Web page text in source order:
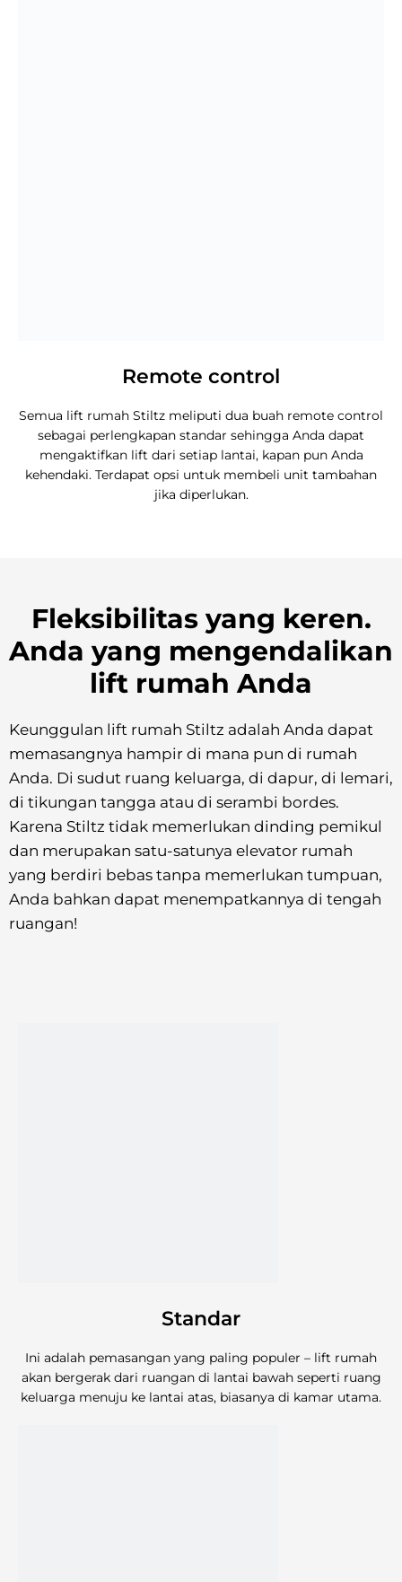
Remote control
Semua lift rumah Stiltz meliputi dua buah remote control
sebagai perlengkapan standar sehingga Anda dapat
mengaktifkan lift dari setiap lantai, kapan pun Anda
kehendaki. Terdapat opsi untuk membeli unit tambahan
jika diperlukan.
Fleksibilitas yang keren.
Anda yang mengendalikan
lift rumah Anda
Keunggulan lift rumah Stiltz adalah Anda dapat
memasangnya hampir di mana pun di rumah
Anda. Di sudut ruang keluarga, di dapur, di lemari,
di tikungan tangga atau di serambi bordes.
Karena Stiltz tidak memerlukan dinding pemikul
dan merupakan satu-satunya elevator rumah
yang berdiri bebas tanpa memerlukan tumpuan,
Anda bahkan dapat menempatkannya di tengah
ruangan!
Standar
Ini adalah pemasangan yang paling populer – lift rumah
akan bergerak dari ruangan di lantai bawah seperti ruang
keluarga menuju ke lantai atas, biasanya di kamar utama.